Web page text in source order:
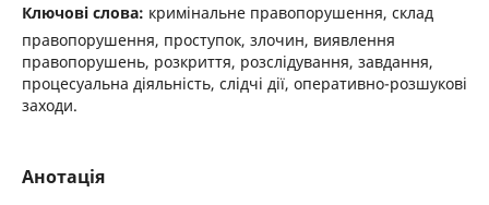
Ключові слова: кримінальне правопорушення, склад
правопорушення, проступок, злочин, виявлення
правопорушень, розкриття, розслідування, завдання,
процесуальна діяльність, слідчі дії, оперативно-розшукові
заходи.
Анотація